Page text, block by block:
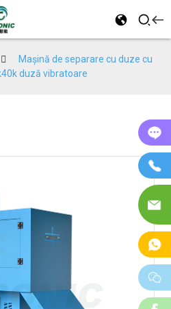
Mașină de separare cu duze cu
duză vibratoare